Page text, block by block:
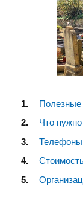
Полезные
Что
Телефоны